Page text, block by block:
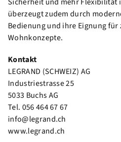
überzeugt zudem durch
Bedienung und ihre Eignung für
Wohnkonzepte.
Kontakt
LEGRAND (SCHWEIZ) AG
Industriestrasse 25
5033 Buchs AG
Tel. 056 464 67 67
info@legrand.ch
www.legrand.ch